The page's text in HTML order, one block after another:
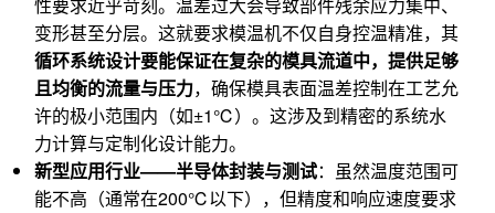
变形甚至分层。这就要求模温机不仅自身控温精准，其
循环系统设计要能保证在复杂的模具流道中，提供足够
且均衡的流量与压力，确保模具表面温差控制在工艺允
许的极小范围内（如±1℃）。这涉及到精密的系统水
力计算与定制化设计能力。
新型应用行业——半导体封装与测试：虽然温度范围可
能不高（通常在200℃以下），但精度和响应速度要求